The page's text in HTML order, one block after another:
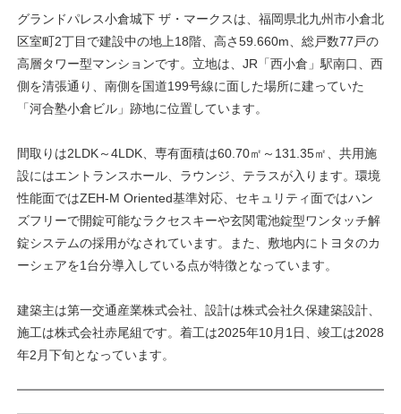
グランドパレス小倉城下 ザ・マークスは、福岡県北九州市小倉北
区室町2丁目で建設中の地上18階、高さ59.660m、総戸数77戸の
高層タワー型マンションです。立地は、JR「西小倉」駅南口、西
側を清張通り、南側を国道199号線に面した場所に建っていた
「河合塾小倉ビル」跡地に位置しています。
間取りは2LDK～4LDK、専有面積は60.70㎡～131.35㎡、共用施
設にはエントランスホール、ラウンジ、テラスが入ります。環境
性能面ではZEH‐M Oriented基準対応、セキュリティ面ではハン
ズフリーで開錠可能なラクセスキーや玄関電池錠型ワンタッチ解
錠システムの採用がなされています。また、敷地内にトヨタのカ
ーシェアを1台分導入している点が特徴となっています。
建築主は第一交通産業株式会社、設計は株式会社久保建築設計、
施工は株式会社赤尾組です。着工は2025年10月1日、竣工は2028
年2月下旬となっています。